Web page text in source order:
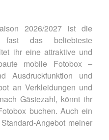
2026/2027 ist die
das beliebteste
ihr eine attraktive und
mobile Fotobox –
Ausdruckfunktion und
an Verkleidungen und
Gästezahl, könnt ihr
buchen. Auch ein
Angebot meiner